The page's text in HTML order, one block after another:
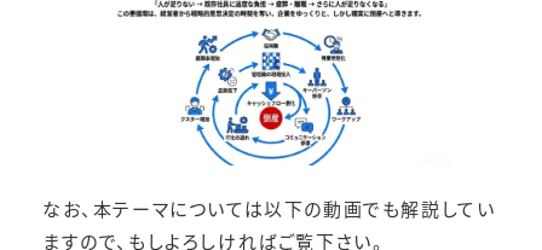
なお、本テーマについては以下の動画でも解説してい
ますので、もしよろしければご覧下さい。